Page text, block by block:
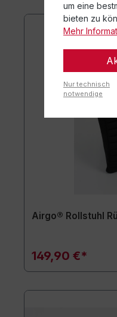
Airgo® Rollstuhl
149,90 €*
um eine
bieten zu
Mehr
Nur technisch
notwendige